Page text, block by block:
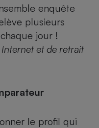
enquête
plusieurs
jour !
et de retrait
le profil qui